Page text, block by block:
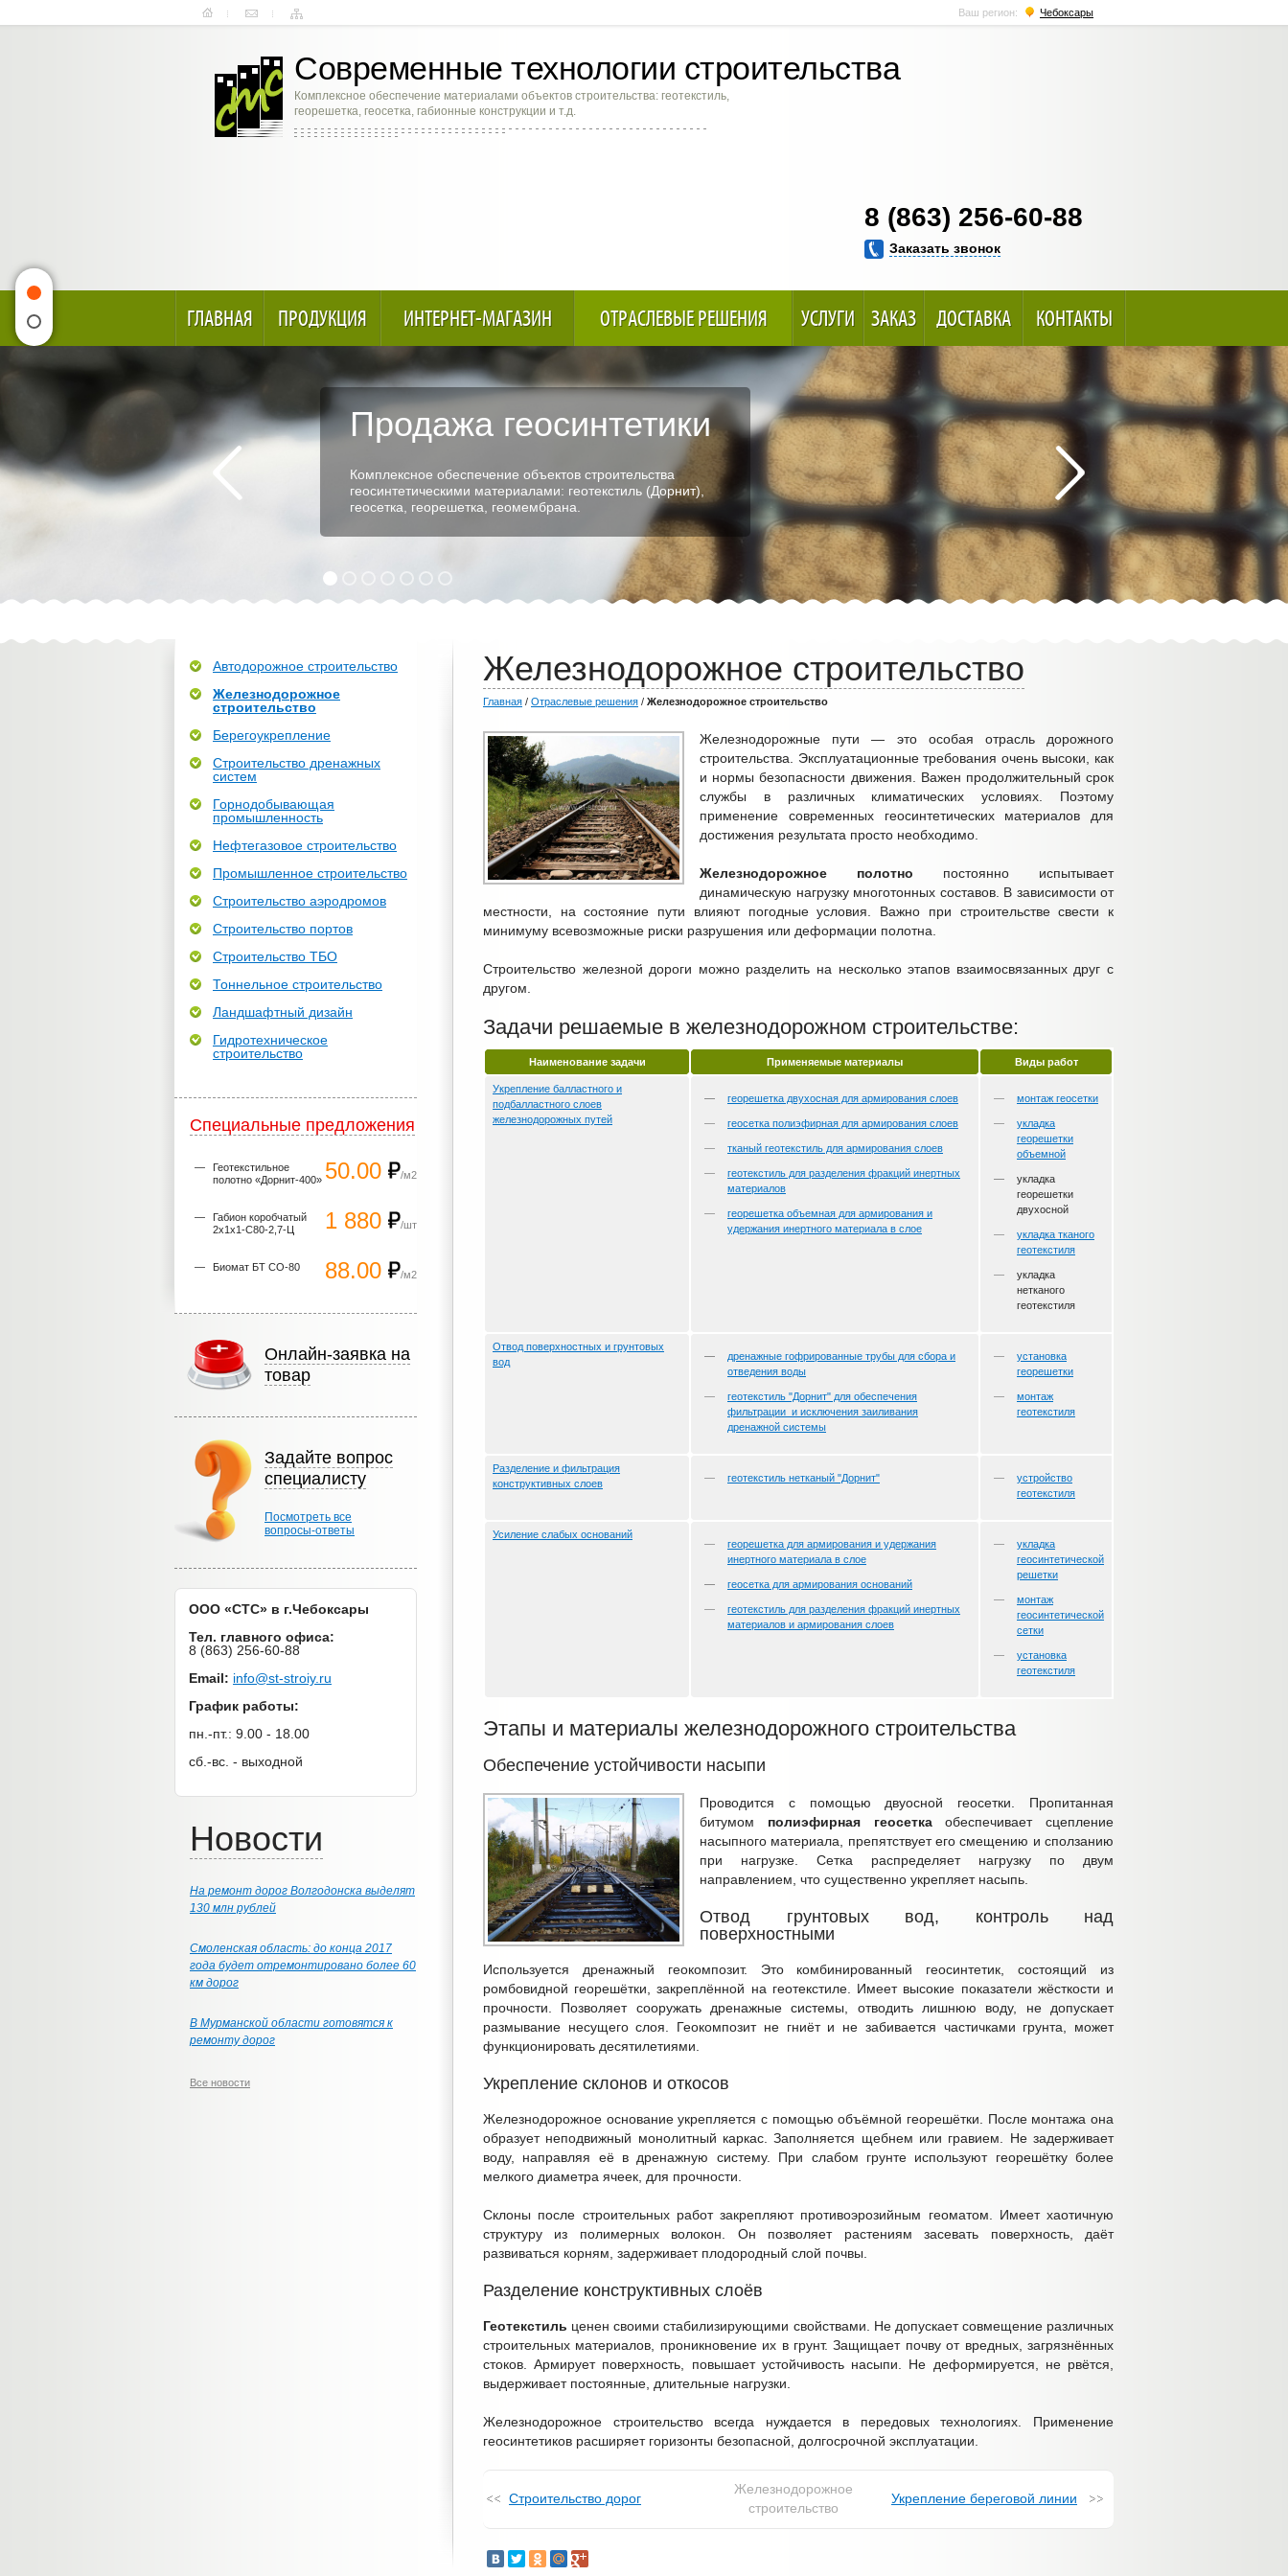
Ваш регион: Чебоксары
Современные технологии строительства
Комплексное обеспечение материалами объектов строительства: геотекстиль,
георешетка, геосетка, габионные конструкции и т.д.
8 (863) 256-60-88
Заказать звонок
ГЛАВНАЯ ПРОДУКЦИЯ ИНТЕРНЕТ-МАГАЗИН ОТРАСЛЕВЫЕ РЕШЕНИЯ УСЛУГИ ЗАКАЗ ДОСТАВКА КОНТАКТЫ
Продажа геосинтетики
Комплексное обеспечение объектов строительства
геосинтетическими материалами: геотекстиль (Дорнит),
геосетка, георешетка, геомембрана.
Железнодорожное строительство
Главная / Отраслевые решения / Железнодорожное строительство
Железнодорожные пути — это особая отрасль дорожного
строительства. Эксплуатационные требования очень высоки, как
и нормы безопасности движения. Важен продолжительный срок
службы в различных климатических условиях. Поэтому
применение современных геосинтетических материалов для
достижения результата просто необходимо.
Железнодорожное полотно постоянно испытывает
динамическую нагрузку многотонных составов. В зависимости от
местности, на состояние пути влияют погодные условия. Важно при строительстве свести к
минимуму всевозможные риски разрушения или деформации полотна.
Строительство железной дороги можно разделить на несколько этапов взаимосвязанных друг с
другом.
Задачи решаемые в железнодорожном строительстве:
Наименование задачи Применяемые материалы Виды работ
Укрепление балластного и
подбалластного слоев
железнодорожных путей
георешетка двухосная для армирования слоев
геосетка полиэфирная для армирования слоев
тканый геотекстиль для армирования слоев
геотекстиль для разделения фракций инертных
материалов
георешетка объемная для армирования и
удержания инертного материала в слое
монтаж геосетки
укладка
георешетки
объемной
укладка
георешетки
двухосной
укладка тканого
геотекстиля
укладка
нетканого
геотекстиля
Отвод поверхностных и грунтовых
вод
дренажные гофрированные трубы для сбора и
отведения воды
геотекстиль "Дорнит" для обеспечения
фильтрации и исключения заиливания
дренажной системы
установка
георешетки
монтаж
геотекстиля
Разделение и фильтрация
конструктивных слоев
геотекстиль нетканый "Дорнит"
устройство
геотекстиля
Усиление слабых оснований
георешетка для армирования и удержания
инертного материала в слое
геосетка для армирования оснований
геотекстиль для разделения фракций инертных
материалов и армирования слоев
укладка
геосинтетической
решетки
монтаж
геосинтетической
сетки
установка
геотекстиля
Этапы и материалы железнодорожного строительства
Обеспечение устойчивости насыпи
Проводится с помощью двуосной геосетки. Пропитанная
битумом полиэфирная геосеткаобеспечивает сцепление
насыпного материала, препятствует его смещению и сползанию
при нагрузке. Сетка распределяет нагрузку по двум
направлением, что существенно укрепляет насыпь.
Отвод грунтовых вод, контроль над
поверхностными
Используется дренажный геокомпозит. Это комбинированный геосинтетик, состоящий из
ромбовидной георешётки, закреплённой на геотекстиле. Имеет высокие показатели жёсткости и
прочности. Позволяет сооружать дренажные системы, отводить лишнюю воду, не допускает
размывание несущего слоя. Геокомпозит не гниёт и не забивается частичками грунта, может
функционировать десятилетиями.
Укрепление склонов и откосов
Железнодорожное основание укрепляется с помощью объёмной георешётки. После монтажа она
образует неподвижный монолитный каркас. Заполняется щебнем или гравием. Не задерживает
воду, направляя её в дренажную систему. При слабом грунте используют георешётку более
мелкого диаметра ячеек, для прочности.
Склоны после строительных работ закрепляют противоэрозийным геоматом. Имеет хаотичную
структуру из полимерных волокон. Он позволяет растениям засевать поверхность, даёт
развиваться корням, задерживает плодородный слой почвы.
Разделение конструктивных слоёв
Геотекстиль ценен своими стабилизирующими свойствами. Не допускает совмещение различных
строительных материалов, проникновение их в грунт. Защищает почву от вредных, загрязнённых
стоков. Армирует поверхность, повышает устойчивость насыпи. Не деформируется, не рвётся,
выдерживает постоянные, длительные нагрузки.
Железнодорожное строительство всегда нуждается в передовых технологиях. Применение
геосинтетиков расширяет горизонты безопасной, долгосрочной эксплуатации.
Строительство дорог
Железнодорожное
строительство
Укрепление береговой линии
Автодорожное строительство
Железнодорожное
строительство
Берегоукрепление
Строительство дренажных
систем
Горнодобывающая
промышленность
Нефтегазовое строительство
Промышленное строительство
Строительство аэродромов
Строительство портов
Строительство ТБО
Тоннельное строительство
Ландшафтный дизайн
Гидротехническое
строительство
Специальные предложения
50.00 /м2
Геотекстильное
полотно «Дорнит-400»
1 880 /шт
Габион коробчатый
2х1х1-С80-2,7-Ц
88.00 /м2
Биомат БТ СО-80
Онлайн-заявка на
товар
Задайте вопрос
специалисту
Посмотреть все
вопросы-ответы
ООО «СТС» в г.Чебоксары
Тел. главного офиса:
8 (863) 256-60-88
Email: info@st-stroiy.ru
График работы:
пн.-пт.: 9.00 - 18.00
сб.-вс. - выходной
Новости
На ремонт дорог Волгодонска выделят
130 млн рублей
Смоленская область: до конца 2017
года будет отремонтировано более 60
км дорог
В Мурманской области готовятся к
ремонту дорог
Все новости